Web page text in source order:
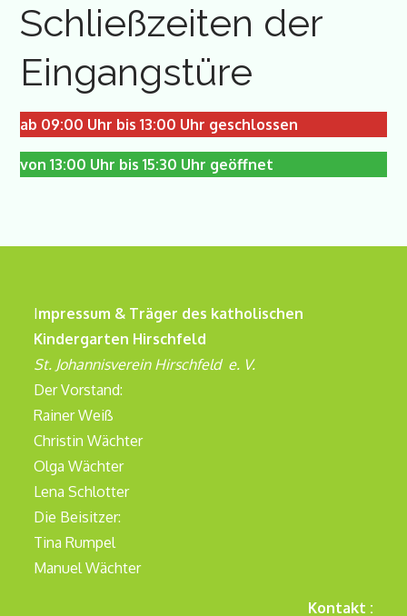
Schließzeiten der
Eingangstüre
ab 09:00 Uhr bis 13:00 Uhr geschlossen
von 13:00 Uhr bis 15:30 Uhr geöffnet
Impressum & Träger des katholischen
Kindergarten Hirschfeld
St. Johannisverein Hirschfeld e. V.
Der Vorstand:
Rainer Weiß
Christin Wächter
Olga Wächter
Lena Schlotter
Die Beisitzer:
Tina Rumpel
Manuel Wächter
Kontakt :